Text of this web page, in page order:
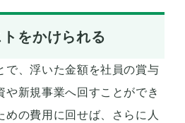
をかけられる
で、浮いた金額を社員の賞与
や新規事業へ回すことができ
めの費用に回せば、さらに人